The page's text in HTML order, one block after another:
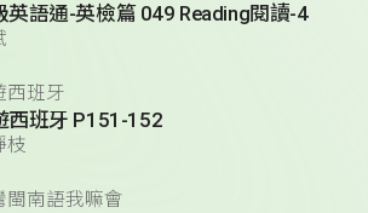
英語通-英檢篇 049 Reading閱讀-4
西班牙
西班牙 P151-152
枝
閩南語我嘛會